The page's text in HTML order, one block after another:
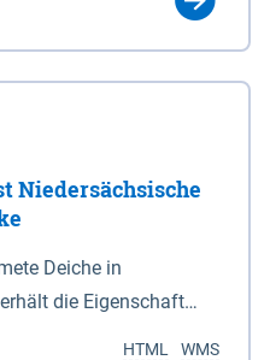
Niedersächsische
Deiche in
die Eigenschaft
WMS
HTML